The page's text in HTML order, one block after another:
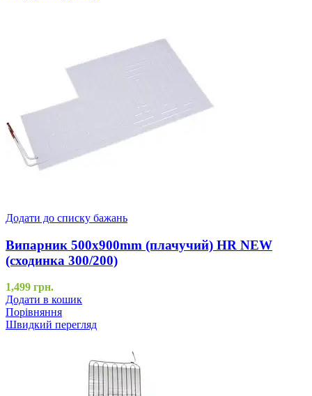
Додати до списку бажань
Випарник 500x900mm (плачучий) HR NEW
(сходинка 300/200)
1,499 грн.
Додати в кошик
Порівняння
Швидкий перегляд